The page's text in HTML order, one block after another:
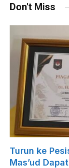
Don't Miss
Turun ke
Mas’ud